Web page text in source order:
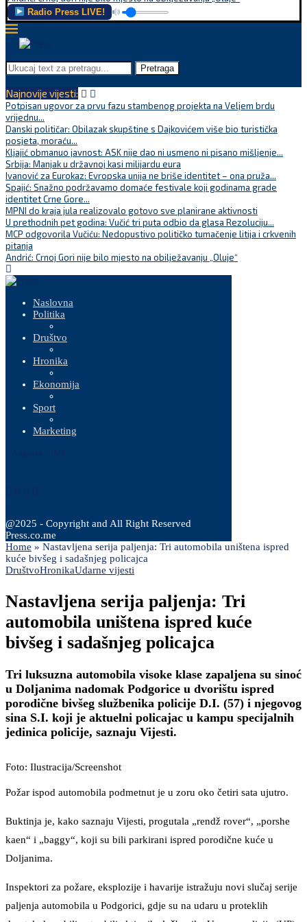
Radio Press LIVE!
Pretraga
Najnovije vijesti:
Potpisan ugovor za prvu fazu stambenog projekta na Veljem brdu
vrijednu...
Danski političar: Obilazak skupštine s Dajkovićem više bio turistička
posjeta, moraću...
Kljajić obmanuo javnost: ASK nije dao ni usmeno ni pisano mišljenje...
Srbija: Manjak u državnoj kasi milijardu eura
Ivanović za Eurokaz: Evropska unija ne briše identitet – ona pruža...
Spajić: Snažno podržavamo domaće festivale koji godinama grade
identitet Crne Gore...
MPNI do kraja jula realizovalo gotovo sve planirane aktivnosti
U prethodnih pet godina: Vučić tri puta odbio da glasa Rezoluciju...
MCP odgovorila Vučiću: Nedopustivo političko tumačenje litija i crkvenih
pitanja
Andrić: Crnoj Gori nije bilo mjesto na obilježavanju „Oluje“
Naslovna
Politika
Društvo
Hronika
Ekonomija
Sport
Marketing
@2025 - Copyright and All Right Reserved
Press.co.me
Home » Nastavljena serija paljenja: Tri automobila uništena ispred
kuće bivšeg i sadašnjeg policajca
DruštvoHronikaUdarne vijesti
Nastavljena serija paljenja: Tri
automobila uništena ispred kuće
bivšeg i sadašnjeg policajca
Tri luksuzna automobila visoke klase zapaljena su sinoć
u Doljanima nadomak Podgorice u dvorištu ispred
porodične bivšeg službenika policije D.I. (57) i njegovog
sina S.I. koji je aktuelni policajac u kampu specijalnih
jedinica policije, saznaju Vijesti.
Foto: Ilustracija/Screenshot
Požar ispod automobila podmetnut je u zoru oko četiri sata ujutro.
Buktinja je, kako saznaju Vijesti, progutala „rendž rover“, „porshe
kaen“ i „baggy“, koji su bili parkirani ispred porodične kuće u
Doljanima.
Inspektori za požare, eksplozije i havarije istražuju novi slučaj serije
paljenja automobila u Podgorici, gdje su na udaru u proteklih